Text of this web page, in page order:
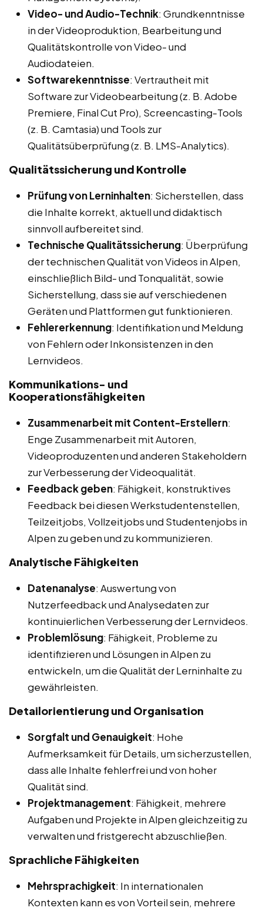
Video- und Audio-Technik: Grundkenntnisse
in der Videoproduktion, Bearbeitung und
Qualitätskontrolle von Video- und
Audiodateien.
Softwarekenntnisse: Vertrautheit mit
Software zur Videobearbeitung (z. B. Adobe
Premiere, Final Cut Pro), Screencasting-Tools
(z. B. Camtasia) und Tools zur
Qualitätsüberprüfung (z. B. LMS-Analytics).
Qualitätssicherung und Kontrolle
Prüfung von Lerninhalten: Sicherstellen, dass
die Inhalte korrekt, aktuell und didaktisch
sinnvoll aufbereitet sind.
Technische Qualitätssicherung: Überprüfung
der technischen Qualität von Videos in Alpen,
einschließlich Bild- und Tonqualität, sowie
Sicherstellung, dass sie auf verschiedenen
Geräten und Plattformen gut funktionieren.
Fehlererkennung: Identifikation und Meldung
von Fehlern oder Inkonsistenzen in den
Lernvideos.
Kommunikations- und
Kooperationsfähigkeiten
Zusammenarbeit mit Content-Erstellern:
Enge Zusammenarbeit mit Autoren,
Videoproduzenten und anderen Stakeholdern
zur Verbesserung der Videoqualität.
Feedback geben: Fähigkeit, konstruktives
Feedback bei diesen Werkstudentenstellen,
Teilzeitjobs, Vollzeitjobs und Studentenjobs in
Alpen zu geben und zu kommunizieren.
Analytische Fähigkeiten
Datenanalyse: Auswertung von
Nutzerfeedback und Analysedaten zur
kontinuierlichen Verbesserung der Lernvideos.
Problemlösung: Fähigkeit, Probleme zu
identifizieren und Lösungen in Alpen zu
entwickeln, um die Qualität der Lerninhalte zu
gewährleisten.
Detailorientierung und Organisation
Sorgfalt und Genauigkeit: Hohe
Aufmerksamkeit für Details, um sicherzustellen,
dass alle Inhalte fehlerfrei und von hoher
Qualität sind.
Projektmanagement: Fähigkeit, mehrere
Aufgaben und Projekte in Alpen gleichzeitig zu
verwalten und fristgerecht abzuschließen.
Sprachliche Fähigkeiten
Mehrsprachigkeit: In internationalen
Kontexten kann es von Vorteil sein, mehrere